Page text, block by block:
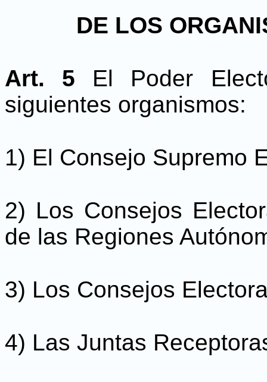
DE LOS
Art. 5 El Poder
siguientes organismos:
1) El Consejo Supremo
2) Los Consejos
de las Regiones
3) Los Consejos
4) Las Juntas